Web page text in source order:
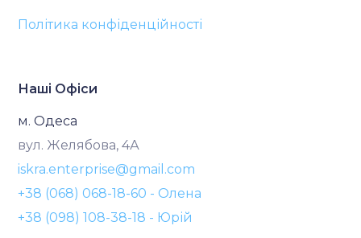
Політика конфіденційності
Наші Офіси
м. Одеса
вул. Желябова, 4А
iskra.enterprise@gmail.com
+38 (068) 068-18-60 - Олена
+38 (098) 108-38-18 - Юрій